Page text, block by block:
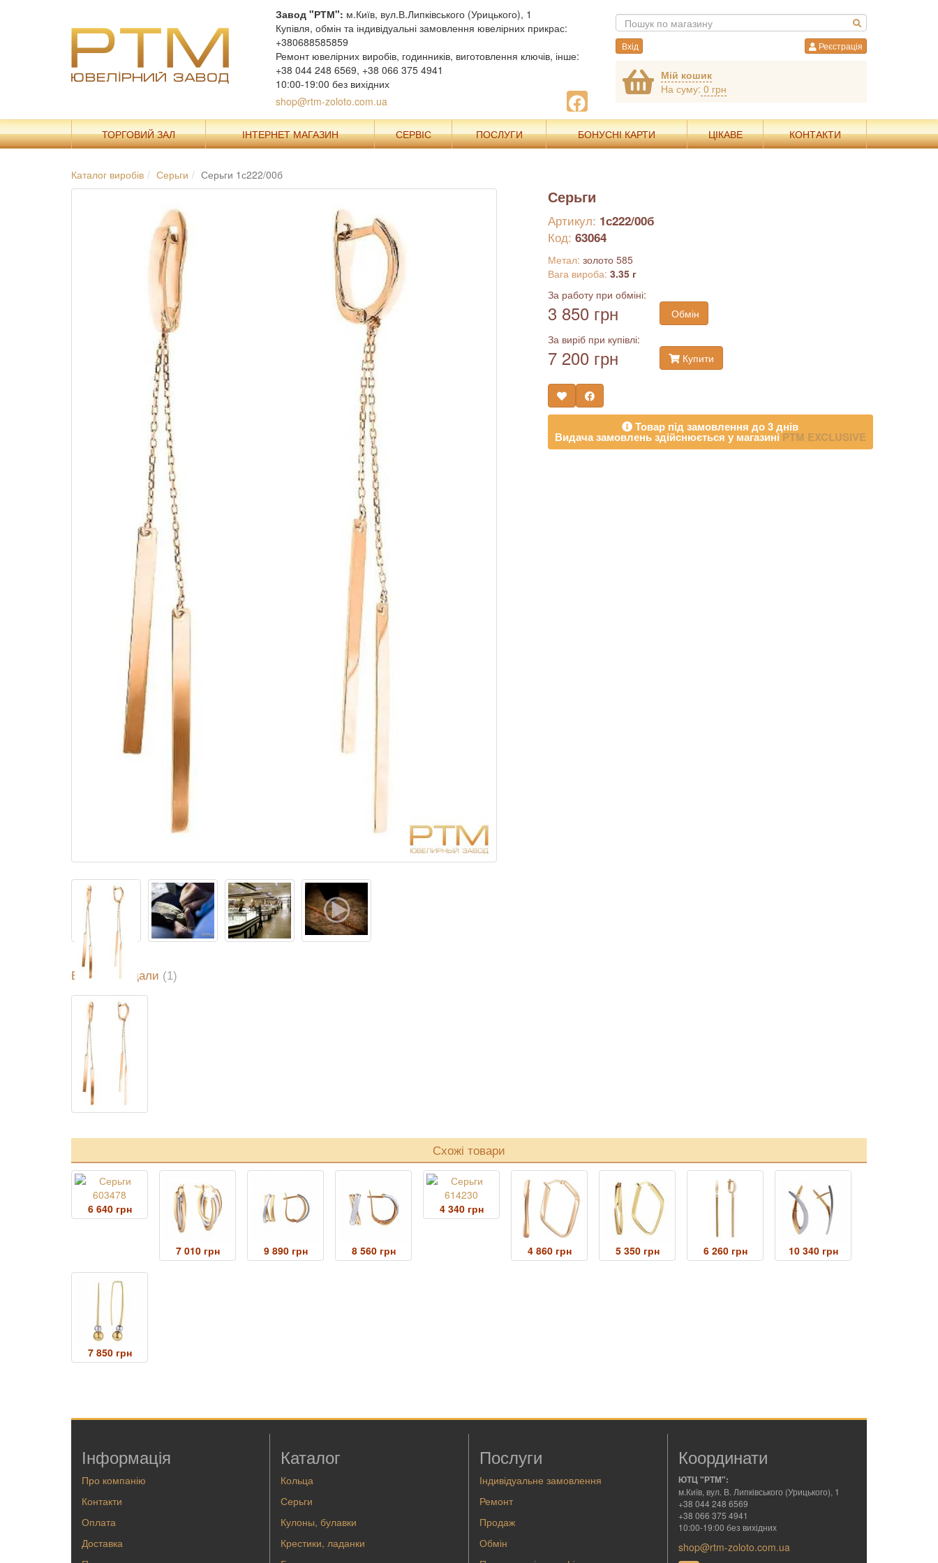
Завод "РТМ": м.Київ, вул.В.Липківського (Урицького), 1
Купівля, обмін та індивідуальні замовлення ювелірних прикрас:
+380688585859
Ремонт ювелірних виробів, годинників, виготовлення ключів, інше:
+38 044 248 6569, +38 066 375 4941
10:00-19:00 без вихідних
shop@rtm-zoloto.com.ua
Вхід Реєстрація
Мій кошик
На суму: 0 грн
ТОРГОВИЙ ЗАЛ ІНТЕРНЕТ МАГАЗИН СЕРВІС ПОСЛУГИ БОНУСНІ КАРТИ ЦІКАВЕ КОНТАКТИ
Каталог виробів Серьги Серьги 1с222/00б
Серьги
Артикул: 1с222/00б
Код: 63064
Метал: золото 585
Вага вироба: 3.35 г
За работу при обміні:
3 850 грн
Обмін
За виріб при купівлі:
7 200 грн Купити
Товар під замовлення до 3 днів
Видача замовлень здійснюється у магазиніPTM EXCLUSIVE
Ви переглядали (1)
Схожі товари
6 640 грн
7 010 грн 9 890 грн 8 560 грн
4 340 грн
4 860 грн 5 350 грн 6 260 грн 10 340 грн
7 850 грн
Інформація
Про компанію
Контакти
Оплата
Доставка
Каталог
Кольца
Серьги
Кулоны, булавки
Крестики, ладанки
Послуги
Індивідуальне замовлення
Ремонт
Продаж
Обмін
Координати
ЮТЦ "РТМ":
м.Київ, вул. В. Липківського (Урицького), 1
+38 044 248 6569
+38 066 375 4941
10:00-19:00 без вихідних
shop@rtm-zoloto.com.ua